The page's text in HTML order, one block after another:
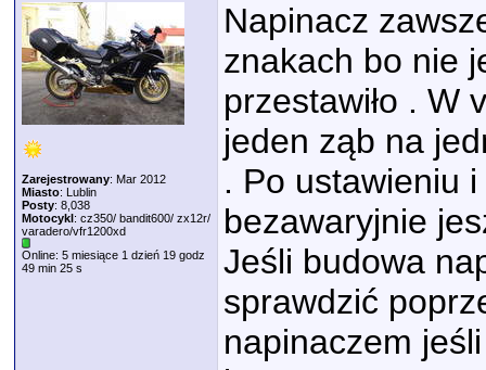
Zarejestrowany: Mar 2012
Miasto: Lublin
Posty: 8,038
Motocykl: cz350/ bandit600/ zx12r/
varadero/vfr1200xd
Online: 5 miesiące 1 dzień 19 godz
49 min 25 s
Napinacz
znakach bo nie
przestawiło . W
jeden ząb na
. Po ustawieniu
bezawaryjnie
Jeśli budowa
sprawdzić
napinaczem